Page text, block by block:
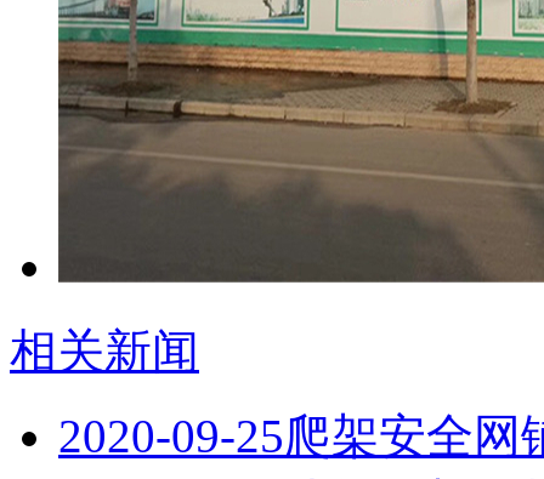
相关新闻
2020-09-25爬架安全网